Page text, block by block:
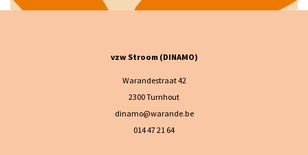
vzw Stroom (DINAMO)
Warandestraat 42
2300 Turnhout
dinamo@warande.be
014 47 21 64